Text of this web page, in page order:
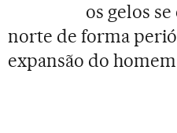
os gelos
norte de forma
expansão do